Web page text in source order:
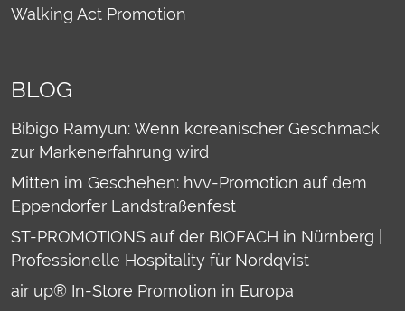
Walking Act Promotion
BLOG
Bibigo Ramyun: Wenn koreanischer Geschmack
zur Markenerfahrung wird
Mitten im Geschehen: hvv-Promotion auf dem
Eppendorfer Landstraßenfest
ST-PROMOTIONS auf der BIOFACH in Nürnberg |
Professionelle Hospitality für Nordqvist
air up® In-Store Promotion in Europa